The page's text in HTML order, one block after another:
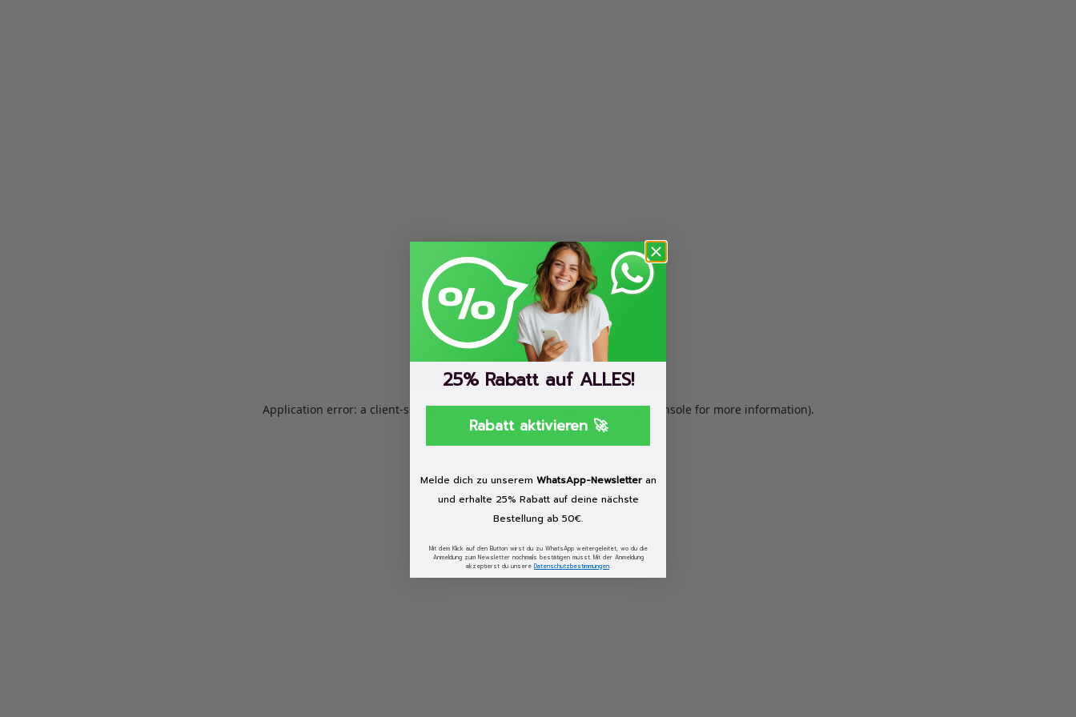
Application error: a client-side exception has occurred (see the browser console for more information).
25% Rabatt auf ALLES!
Rabatt aktivieren 🚀
Melde dich zu unserem WhatsApp-Newsletteran
und erhalte 25% Rabatt auf deine nächste
Bestellung ab 50€.
Mit dem Klick auf den Button wirst du zu WhatsApp weitergeleitet, wo du die
Anmeldung zum Newsletter nochmals bestätigen musst. Mit der Anmeldung
akzeptierst du unsere Datenschutzbestimmungen.